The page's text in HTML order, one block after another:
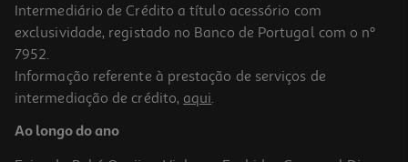
-40%
Protetor Solar Ambre Solaire Sensitive Adv Ip50+ 270ml
52.19 €/Lt
Intermediário de Crédito a título acessório com
exclusividade, registado no Banco de Portugal com o nº
7952.
Informação referente à prestação de serviços de
intermediação de crédito, aqui.
Ao longo do ano